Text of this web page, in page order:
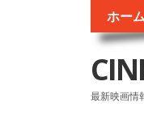
ホー
最新映画情